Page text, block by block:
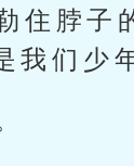
住脖子
我们少